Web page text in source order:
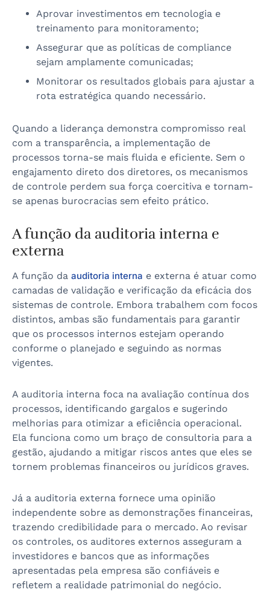
Aprovar investimentos em tecnologia e
treinamento para monitoramento;
Assegurar que as políticas de compliance
sejam amplamente comunicadas;
Monitorar os resultados globais para ajustar a
rota estratégica quando necessário.
Quando a liderança demonstra compromisso real
com a transparência, a implementação de
processos torna-se mais fluida e eficiente. Sem o
engajamento direto dos diretores, os mecanismos
de controle perdem sua força coercitiva e tornam-
se apenas burocracias sem efeito prático.
A função da auditoria interna e
externa
A função da auditoria interna e externa é atuar como
camadas de validação e verificação da eficácia dos
sistemas de controle. Embora trabalhem com focos
distintos, ambas são fundamentais para garantir
que os processos internos estejam operando
conforme o planejado e seguindo as normas
vigentes.
A auditoria interna foca na avaliação contínua dos
processos, identificando gargalos e sugerindo
melhorias para otimizar a eficiência operacional.
Ela funciona como um braço de consultoria para a
gestão, ajudando a mitigar riscos antes que eles se
tornem problemas financeiros ou jurídicos graves.
Já a auditoria externa fornece uma opinião
independente sobre as demonstrações financeiras,
trazendo credibilidade para o mercado. Ao revisar
os controles, os auditores externos asseguram a
investidores e bancos que as informações
apresentadas pela empresa são confiáveis e
refletem a realidade patrimonial do negócio.